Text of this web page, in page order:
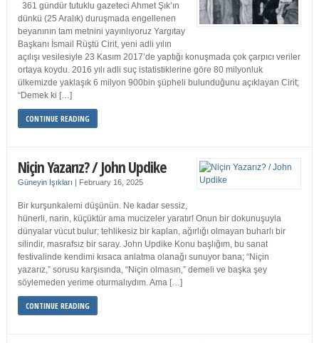
361 gündür tutuklu gazeteci Ahmet Şık’ın
dünkü (25 Aralık) duruşmada engellenen
beyanının tam metnini yayınlıyoruz Yargıtay
Başkanı İsmail Rüştü Cirit, yeni adli yılın
açılışı vesilesiyle 23 Kasım 2017’de yaptığı konuşmada çok çarpıcı veriler
ortaya koydu. 2016 yılı adli suç istatistiklerine göre 80 milyonluk
ülkemizde yaklaşık 6 milyon 900bin şüpheli bulunduğunu açıklayan Cirit;
“Demek ki […]
CONTINUE READING
Niçin Yazarız? / John Updike
Güneyin Işıkları | February 16, 2025
Bir kurşunkalemi düşünün. Ne kadar sessiz,
hünerli, narin, küçüktür ama mucizeler yaratır! Onun bir dokunuşuyla
dünyalar vücut bulur; tehlikesiz bir kaplan, ağırlığı olmayan buharlı bir
silindir, masrafsız bir saray. John Updike Konu başlığım, bu sanat
festivalinde kendimi kısaca anlatma olanağı sunuyor bana; “Niçin
yazarız,” sorusu karşısında, “Niçin olmasın,” demeli ve başka şey
söylemeden yerime oturmalıydım. Ama […]
CONTINUE READING